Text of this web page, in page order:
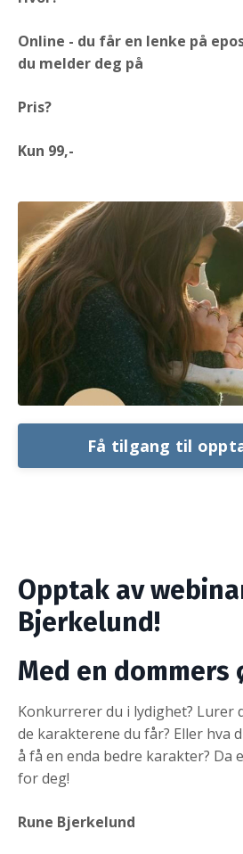
Online - du får en lenke på
du melder deg på
Pris?
Kun 99,-
Få tilgang til
Opptak av
Bjerkelund!
Med en dommers
Konkurrerer du i lydighet? Lurer
de karakterene du får? Eller hva
å få en enda bedre karakter? Da
for deg!
Rune Bjerkelund